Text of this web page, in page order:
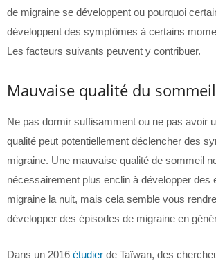
de migraine se développent ou pourquoi
développent des symptômes à certains
Les facteurs suivants peuvent y contribuer.
Mauvaise qualité du sommeil
Ne pas dormir suffisamment ou ne pas avoir
qualité peut potentiellement déclencher des
migraine. Une mauvaise qualité de sommeil
nécessairement plus enclin à développer des
migraine la nuit, mais cela semble vous
développer des épisodes de migraine en
Dans un 2016 étudier de Taïwan, des